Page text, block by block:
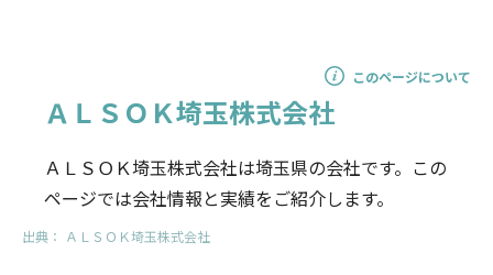
このページについて
ＡＬＳＯＫ埼玉株式会社
ＡＬＳＯＫ埼玉株式会社は埼玉県の会社です。この
ページでは会社情報と実績をご紹介します。
出典： ＡＬＳＯＫ埼玉株式会社